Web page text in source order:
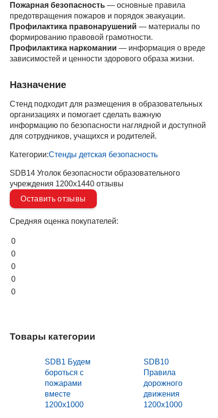
Пожарная безопасность — основные правила
предотвращения пожаров и порядок эвакуации.
Профилактика правонарушений — материалы по
формированию правовой грамотности.
Профилактика наркомании — информация о вреде
зависимостей и ценности здорового образа жизни.
Назначение
Стенд подходит для размещения в образовательных
организациях и помогает сделать важную
информацию по безопасности наглядной и доступной
для сотрудников, учащихся и родителей.
Категории:Стенды детская безопасность
SDB14 Уголок безопасности образовательного
учреждения 1200х1440 отзывы
Оставить отзывы
Средняя оценка покупателей:
0
0
0
0
0
Товары категории
SDB1 Будем
бороться с
пожарами
вместе
1200х1000
SDB10
Правила
дорожного
движения
1200х1000